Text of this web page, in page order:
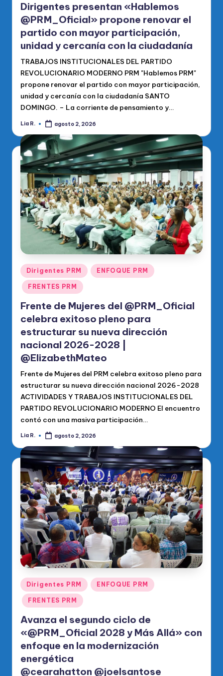
Dirigentes presentan «Hablemos
@PRM_Oficial» propone renovar el
partido con mayor participación,
unidad y cercanía con la ciudadanía
TRABAJOS INSTITUCIONALES DEL PARTIDO
REVOLUCIONARIO MODERNO PRM "Hablemos PRM"
propone renovar el partido con mayor participación,
unidad y cercanía con la ciudadanía SANTO
DOMINGO. – La corriente de pensamiento y…
Publicado
Lia R. agosto 2, 2026
Publicado
en
Dirigentes PRM ENFOQUE PRM
FRENTES PRM
Frente de Mujeres del @PRM_Oficial
celebra exitoso pleno para
estructurar su nueva dirección
nacional 2026-2028 |
@ElizabethMateo
Frente de Mujeres del PRM celebra exitoso pleno para
estructurar su nueva dirección nacional 2026-2028
ACTIVIDADES Y TRABAJOS INSTITUCIONALES DEL
PARTIDO REVOLUCIONARIO MODERNO El encuentro
contó con una masiva participación…
Publicado
Lia R. agosto 2, 2026
Publicado
en
Dirigentes PRM ENFOQUE PRM
FRENTES PRM
Avanza el segundo ciclo de
«@PRM_Oficial 2028 y Más Allá» con
enfoque en la modernización
energética
@cearahatton @joelsantose